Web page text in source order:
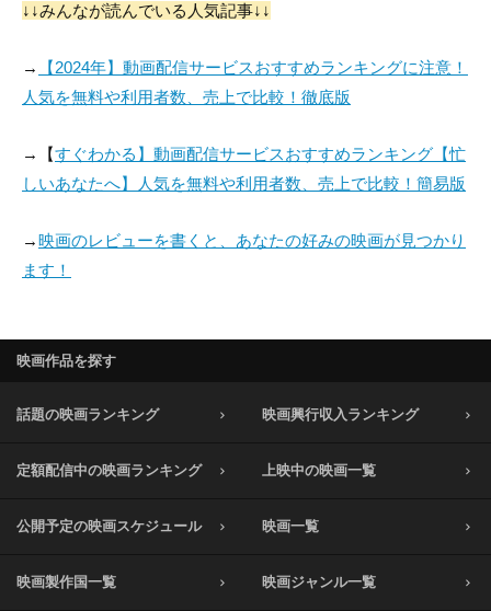
↓↓みんなが読んでいる人気記事↓↓
→
【2024年】動画配信サービスおすすめランキングに注意！
人気を無料や利用者数、売上で比較！徹底版
→【すぐわかる】動画配信サービスおすすめランキング【忙
しいあなたへ】人気を無料や利用者数、売上で比較！簡易版
→映画のレビューを書くと、あなたの好みの映画が見つかり
ます！
映画作品を探す
話題の映画ランキング 映画興行収入ランキング
定額配信中の映画ランキング 上映中の映画一覧
公開予定の映画スケジュール 映画一覧
映画製作国一覧 映画ジャンル一覧